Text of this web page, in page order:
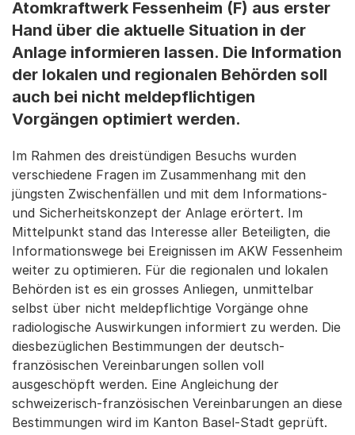
Atomkraftwerk Fessenheim (F) aus erster
Hand über die aktuelle Situation in der
Anlage informieren lassen. Die Information
der lokalen und regionalen Behörden soll
auch bei nicht meldepflichtigen
Vorgängen optimiert werden.
Im Rahmen des dreistündigen Besuchs wurden
verschiedene Fragen im Zusammenhang mit den
jüngsten Zwischenfällen und mit dem Informations-
und Sicherheitskonzept der Anlage erörtert. Im
Mittelpunkt stand das Interesse aller Beteiligten, die
Informationswege bei Ereignissen im AKW Fessenheim
weiter zu optimieren. Für die regionalen und lokalen
Behörden ist es ein grosses Anliegen, unmittelbar
selbst über nicht meldepflichtige Vorgänge ohne
radiologische Auswirkungen informiert zu werden. Die
diesbezüglichen Bestimmungen der deutsch-
französischen Vereinbarungen sollen voll
ausgeschöpft werden. Eine Angleichung der
schweizerisch-französischen Vereinbarungen an diese
Bestimmungen wird im Kanton Basel-Stadt geprüft.